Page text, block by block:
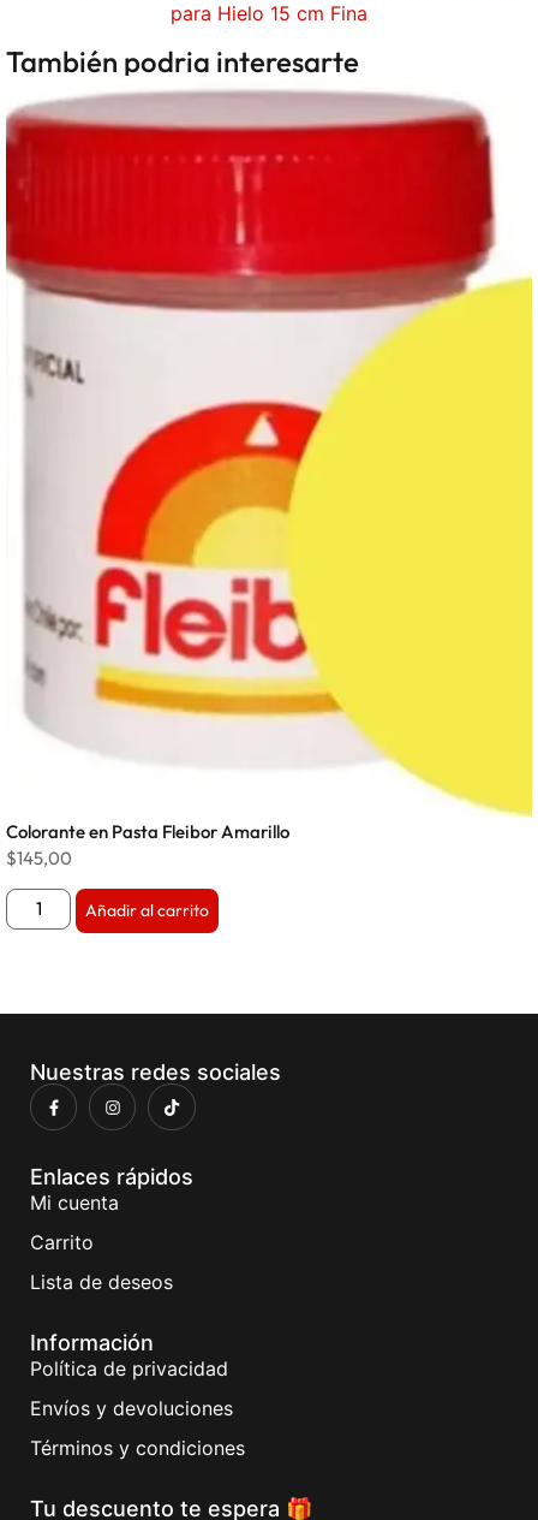
para Hielo 15 cm Fina
También podria interesarte
Colorante en Pasta Fleibor Amarillo
$145,00
Añadir al carrito
Nuestras redes sociales
Enlaces rápidos
Mi cuenta
Carrito
Lista de deseos
Información
Política de privacidad
Envíos y devoluciones
Términos y condiciones
Tu descuento te espera 🎁